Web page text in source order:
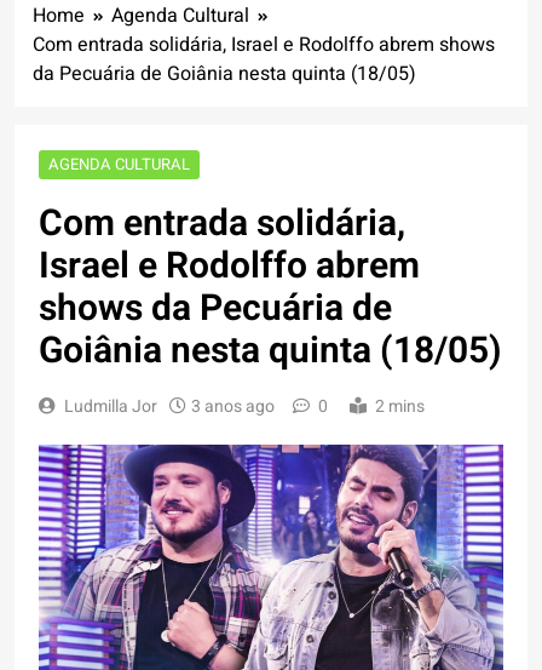
Home
Agenda Cultural
Com entrada solidária, Israel e Rodolffo abrem shows
da Pecuária de Goiânia nesta quinta (18/05)
AGENDA CULTURAL
Com entrada solidária,
Israel e Rodolffo abrem
shows da Pecuária de
Goiânia nesta quinta (18/05)
Ludmilla Jor 3 anos ago 0 2 mins